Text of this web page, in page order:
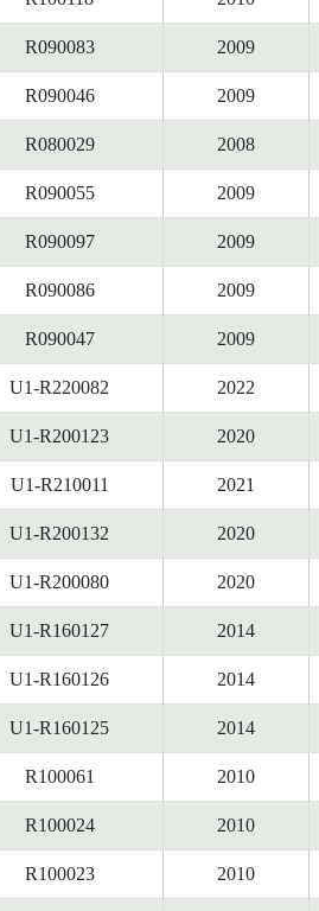
R090083 2009
R090046 2009
R080029 2008
R090055 2009
R090097 2009
R090086 2009
R090047 2009
U1-R220082 2022
U1-R200123 2020
U1-R210011 2021
U1-R200132 2020
U1-R200080 2020
U1-R160127 2014
U1-R160126 2014
U1-R160125 2014
R100061 2010
R100024 2010
R100023 2010